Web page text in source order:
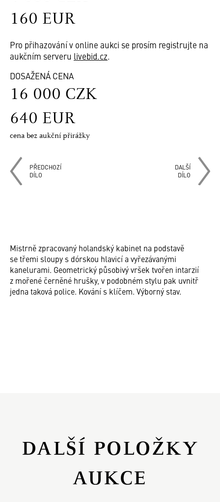
160 EUR
Pro přihazování v online aukci se prosím registrujte na
aukčním serveru livebid.cz.
DOSAŽENÁ CENA
16 000 CZK
640 EUR
cena bez aukční přirážky
PŘEDCHOZÍ
DÍLO
DALŠÍ
DÍLO
Mistrně zpracovaný holandský kabinet na podstavě
se třemi sloupy s dórskou hlavicí a vyřezávanými
kanelurami. Geometrický působivý vršek tvořen intarzií
z mořené černěné hrušky, v podobném stylu pak uvnitř
jedna taková police. Kování s klíčem. Výborný stav.
DALŠÍ POLOŽKY
AUKCE